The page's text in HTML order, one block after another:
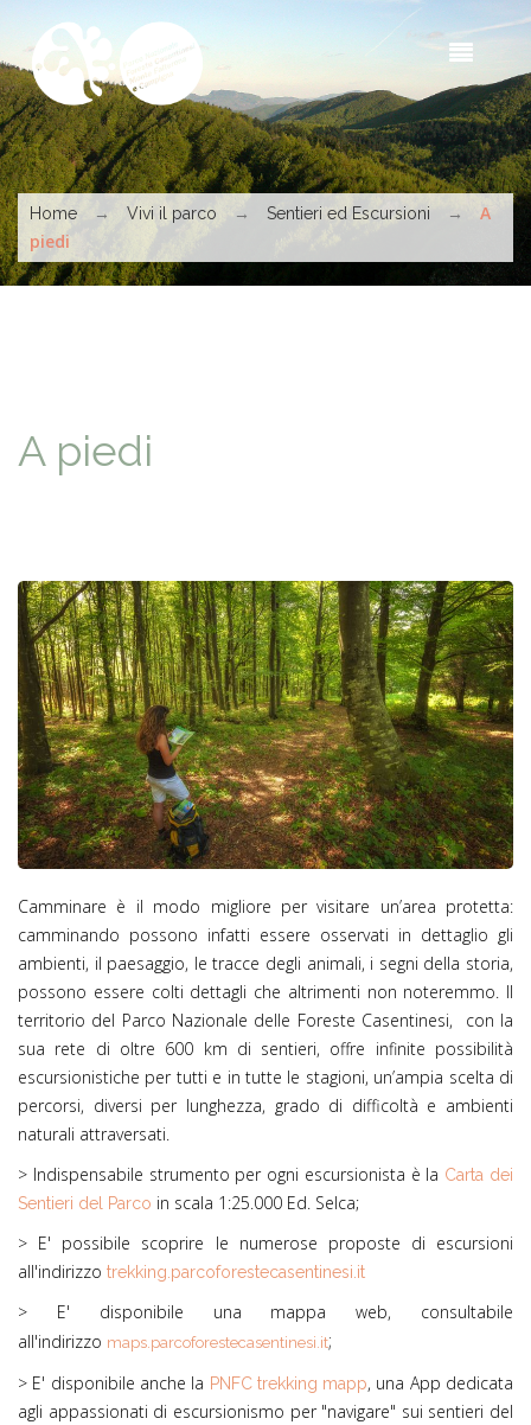
Tu sei qui
Home → Vivi il parco → Sentieri ed Escursioni →
A
piedi
A piedi
Camminare è il modo migliore per visitare un’area protetta:
camminando possono infatti essere osservati in dettaglio gli
ambienti, il paesaggio, le tracce degli animali, i segni della storia,
possono essere colti dettagli che altrimenti non noteremmo. Il
territorio del Parco Nazionale delle Foreste Casentinesi, con la
sua rete di oltre 600 km di sentieri, offre infinite possibilità
escursionistiche per tutti e in tutte le stagioni, un’ampia scelta di
percorsi, diversi per lunghezza, grado di difficoltà e ambienti
naturali attraversati.
> Indispensabile strumento per ogni escursionista è la Carta dei
Sentieri del Parco in scala 1:25.000 Ed. Selca;
> E' possibile scoprire le numerose proposte di escursioni
all'indirizzo trekking.parcoforestecasentinesi.it
> E' disponibile una mappa web, consultabile
all'indirizzo maps.parcoforestecasentinesi.it;
> E' disponibile anche la PNFC trekking mapp, una App dedicata
agli appassionati di escursionismo per "navigare" sui sentieri del